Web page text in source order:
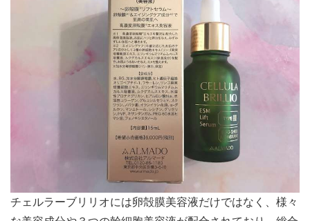
チェルラーブリリオには卵殻膜美容液だけではなく、様々